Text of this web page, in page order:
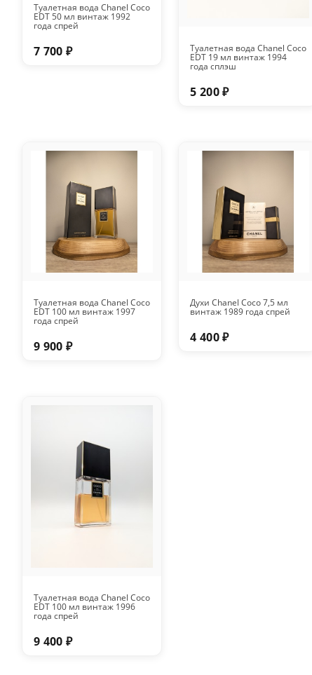
Туалетная вода Chanel Coco
EDT 50 мл винтаж 1992
года спрей
7 700 ₽ Туалетная вода Chanel Coco
EDT 19 мл винтаж 1994
года сплэш
5 200 ₽
Туалетная вода Chanel Coco
EDT 100 мл винтаж 1997
года спрей
9 900 ₽
Духи Chanel Coco 7,5 мл
винтаж 1989 года спрей
4 400 ₽
Туалетная вода Chanel Coco
EDT 100 мл винтаж 1996
года спрей
9 400 ₽